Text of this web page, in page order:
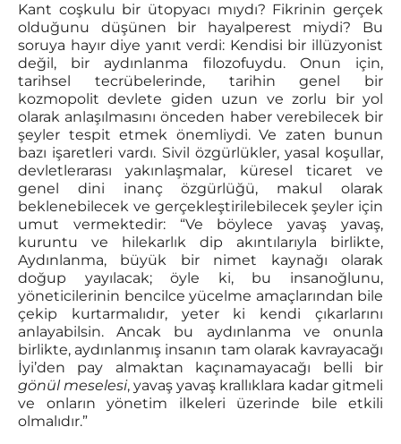
Kant coşkulu bir ütopyacı mıydı? Fikrinin gerçek
olduğunu düşünen bir hayalperest miydi? Bu
soruya hayır diye yanıt verdi: Kendisi bir illüzyonist
değil, bir aydınlanma filozofuydu. Onun için,
tarihsel tecrübelerinde, tarihin genel bir
kozmopolit devlete giden uzun ve zorlu bir yol
olarak anlaşılmasını önceden haber verebilecek bir
şeyler tespit etmek önemliydi. Ve zaten bunun
bazı işaretleri vardı. Sivil özgürlükler, yasal koşullar,
devletlerarası yakınlaşmalar, küresel ticaret ve
genel dini inanç özgürlüğü, makul olarak
beklenebilecek ve gerçekleştirilebilecek şeyler için
umut vermektedir: “Ve böylece yavaş yavaş,
kuruntu ve hilekarlık dip akıntılarıyla birlikte,
Aydınlanma, büyük bir nimet kaynağı olarak
doğup yayılacak; öyle ki, bu insanoğlunu,
yöneticilerinin bencilce yücelme amaçlarından bile
çekip kurtarmalıdır, yeter ki kendi çıkarlarını
anlayabilsin. Ancak bu aydınlanma ve onunla
birlikte, aydınlanmış insanın tam olarak kavrayacağı
İyi’den pay almaktan kaçınamayacağı belli bir
gönül meselesi, yavaş yavaş krallıklara kadar gitmeli
ve onların yönetim ilkeleri üzerinde bile etkili
olmalıdır.”